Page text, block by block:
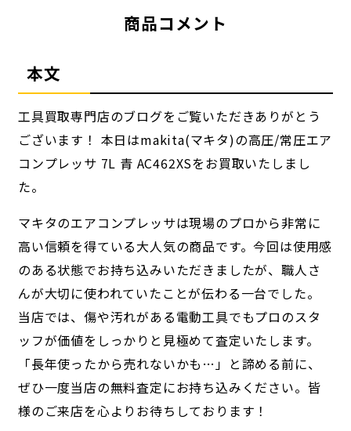
商品コメント
本文
工具買取専門店のブログをご覧いただきありがとう
ございます！ 本日はmakita(マキタ)の高圧/常圧エア
コンプレッサ 7L 青 AC462XSをお買取いたしまし
た。
マキタのエアコンプレッサは現場のプロから非常に
高い信頼を得ている大人気の商品です。今回は使用感
のある状態でお持ち込みいただきましたが、職人さ
んが大切に使われていたことが伝わる一台でした。
当店では、傷や汚れがある電動工具でもプロのスタ
ッフが価値をしっかりと見極めて査定いたします。
「長年使ったから売れないかも…」と諦める前に、
ぜひ一度当店の無料査定にお持ち込みください。皆
様のご来店を心よりお待ちしております！